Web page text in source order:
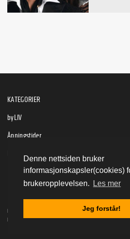
Denne nettsiden bruker
informasjonskapsler(cookies)
brukeropplevelsen.
Les mer
Jeg forstår!
KATEGORIER
byLIV
Åpningstider
Bergen Sentrum AS ©
Design og CMS avNSN AS